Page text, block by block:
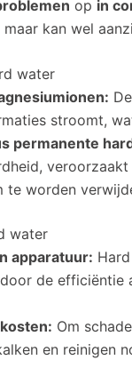
op in
kan wel
water
stroomt,
permanente
te worden
water
apparatuur:
de efficiëntie
Om
en reinigen